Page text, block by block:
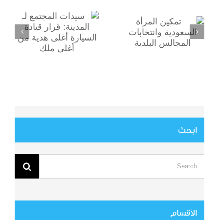
من أغلى ملك
وانتخابات
المجالس البلدية
ابحث
الأقسام